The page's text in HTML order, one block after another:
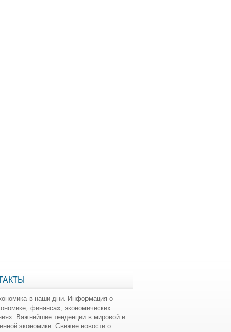
в наши дни. Информация о
финансах, экономических
Важнейшие тенденции в мировой и
экономике. Свежие новости о